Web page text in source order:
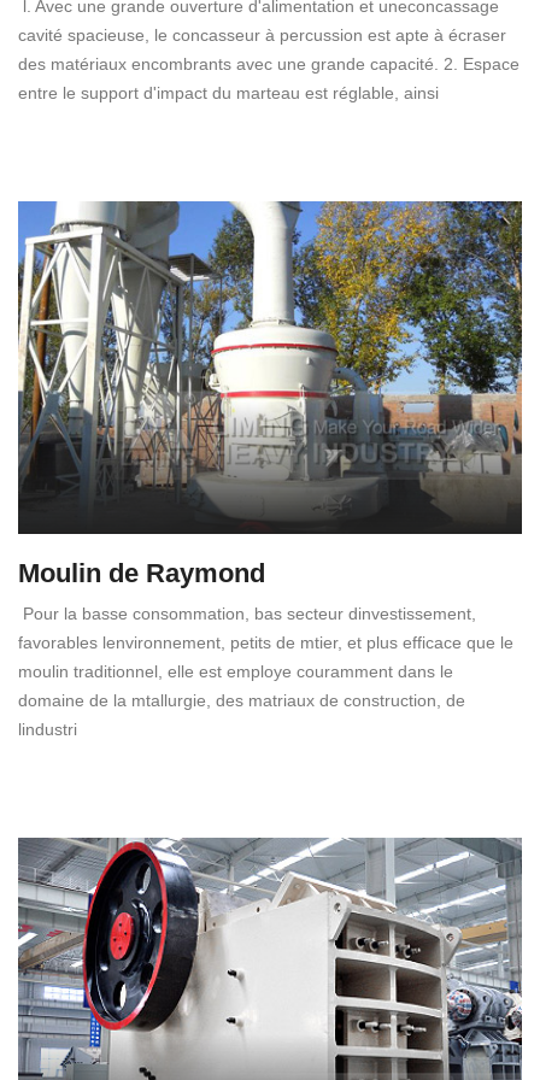
l. Avec une grande ouverture d'alimentation et uneconcassage
cavité spacieuse, le concasseur à percussion est apte à écraser
des matériaux encombrants avec une grande capacité. 2. Espace
entre le support d'impact du marteau est réglable, ainsi
Moulin de Raymond
Pour la basse consommation, bas secteur dinvestissement,
favorables lenvironnement, petits de mtier, et plus efficace que le
moulin traditionnel, elle est employe couramment dans le
domaine de la mtallurgie, des matriaux de construction, de
lindustri